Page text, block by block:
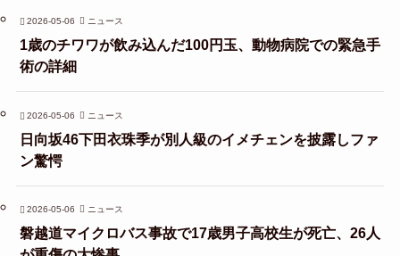
2026-05-06 ニュース
1歳のチワワが飲み込んだ100円玉、動物病院での緊急手
術の詳細
2026-05-06 ニュース
日向坂46下田衣珠季が別人級のイメチェンを披露しファ
ン驚愕
2026-05-06 ニュース
磐越道マイクロバス事故で17歳男子高校生が死亡、26人